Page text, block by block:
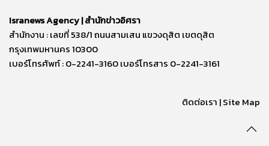
Isranews Agency | สำนักข่าวอิศรา
สำนักงาน : เลขที่ 538/1 ถนนสามเสน แขวงดุสิต เขตดุสิต
กรุงเทพมหานคร 10300
เบอร์โทรศัพท์ : 0-2241-3160 เบอร์โทรสาร 0-2241-3161
ติดต่อเรา | Site Map